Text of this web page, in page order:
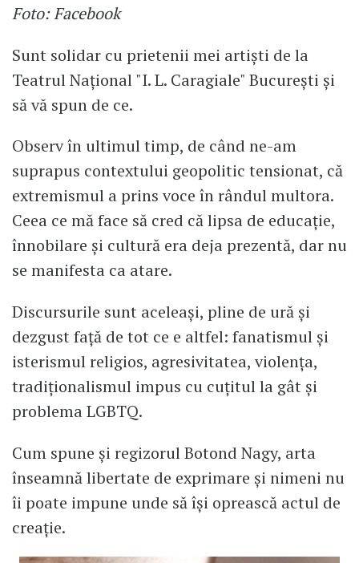
Foto: Facebook
Sunt solidar cu prietenii mei artiști de la
Teatrul Naţional "I. L. Caragiale" Bucureşti și
să vă spun de ce.
Observ în ultimul timp, de când ne-am
suprapus contextului geopolitic tensionat, că
extremismul a prins voce în rândul multora.
Ceea ce mă face să cred că lipsa de educație,
înnobilare și cultură era deja prezentă, dar nu
se manifesta ca atare.
Discursurile sunt aceleași, pline de ură și
dezgust față de tot ce e altfel: fanatismul și
isterismul religios, agresivitatea, violența,
tradiționalismul impus cu cuțitul la gât și
problema LGBTQ.
Cum spune și regizorul Botond Nagy, arta
înseamnă libertate de exprimare și nimeni nu
îi poate impune unde să își oprească actul de
creație.